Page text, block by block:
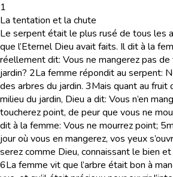
1
La tentation et la chute
Le serpent était le plus rusé de tous les
que l’Eternel Dieu avait faits. Il dit à la
réellement dit: Vous ne mangerez pas
jardin? 2La femme répondit au serpent:
des arbres du jardin. 3Mais quant au fruit
milieu du jardin, Dieu a dit: Vous n’en
toucherez point, de peur que vous ne
dit à la femme: Vous ne mourrez point; 5
jour où vous en mangerez, vos yeux
serez comme Dieu, connaissant le bien
6La femme vit que l’arbre était bon à